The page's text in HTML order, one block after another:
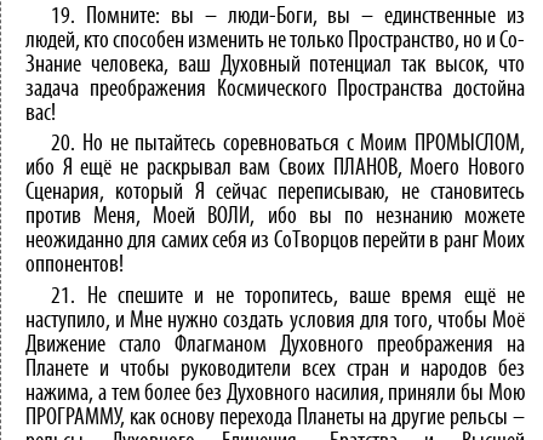
19. Помните: вы – люди-Боги, вы – единственные из
людей, кто способен изменить не только Пространство, но и Со-
Знание человека, ваш Духовный потенциал так высок, что
задача преображения Космического Пространства достойна
вас!
20. Но не пытайтесь соревноваться с Моим ПРОМЫСЛОМ,
ибо Я ещё не раскрывал вам Своих ПЛАНОВ, Моего Нового
Сценария, который Я сейчас переписываю, не становитесь
против Меня, Моей ВОЛИ, ибо вы по незнанию можете
неожиданно для самих себя из СоТворцов перейти в ранг Моих
оппонентов!
21. Не спешите и не торопитесь, ваше время ещё не
наступило, и Мне нужно создать условия для того, чтобы Моё
Движение стало Флагманом Духовного преображения на
Планете и чтобы руководители всех стран и народов без
нажима, а тем более без Духовного насилия, приняли бы Мою
ПРОГРАММУ, как основу перехода Планеты на другие рельсы –